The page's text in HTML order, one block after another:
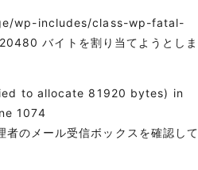
wp-includes/class-wp-fatal-
バイトを割り当てようとしま
to allocate 81920 bytes) in
1074
のメール受信ボックスを確認して